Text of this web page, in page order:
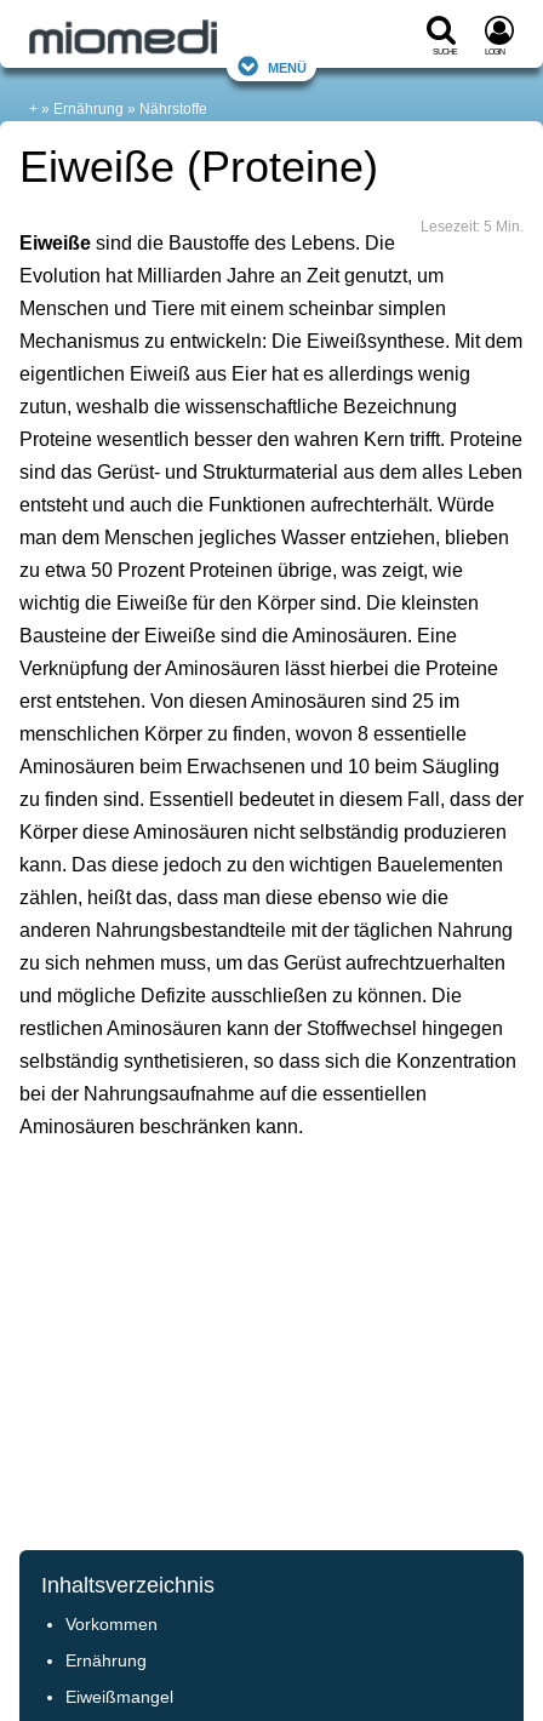
Suche Login
Menü
+ Ernährung Nährstoffe
Eiweiße (Proteine)
Lesezeit: 5 Min.
Eiweiße sind die Baustoffe des Lebens. Die
Evolution hat Milliarden Jahre an Zeit genutzt, um
Menschen und Tiere mit einem scheinbar simplen
Mechanismus zu entwickeln: Die Eiweißsynthese. Mit dem
eigentlichen Eiweiß aus Eier hat es allerdings wenig
zutun, weshalb die wissenschaftliche Bezeichnung
Proteine wesentlich besser den wahren Kern trifft. Proteine
sind das Gerüst- und Strukturmaterial aus dem alles Leben
entsteht und auch die Funktionen aufrechterhält. Würde
man dem Menschen jegliches Wasser entziehen, blieben
zu etwa 50 Prozent Proteinen übrige, was zeigt, wie
wichtig die Eiweiße für den Körper sind. Die kleinsten
Bausteine der Eiweiße sind die Aminosäuren. Eine
Verknüpfung der Aminosäuren lässt hierbei die Proteine
erst entstehen. Von diesen Aminosäuren sind 25 im
menschlichen Körper zu finden, wovon 8 essentielle
Aminosäuren beim Erwachsenen und 10 beim Säugling
zu finden sind. Essentiell bedeutet in diesem Fall, dass der
Körper diese Aminosäuren nicht selbständig produzieren
kann. Das diese jedoch zu den wichtigen Bauelementen
zählen, heißt das, dass man diese ebenso wie die
anderen Nahrungsbestandteile mit der täglichen Nahrung
zu sich nehmen muss, um das Gerüst aufrechtzuerhalten
und mögliche Defizite ausschließen zu können. Die
restlichen Aminosäuren kann der Stoffwechsel hingegen
selbständig synthetisieren, so dass sich die Konzentration
bei der Nahrungsaufnahme auf die essentiellen
Aminosäuren beschränken kann.
Inhaltsverzeichnis
Vorkommen
Ernährung
Eiweißmangel